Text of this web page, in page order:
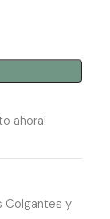
ahora!
Colgantes y